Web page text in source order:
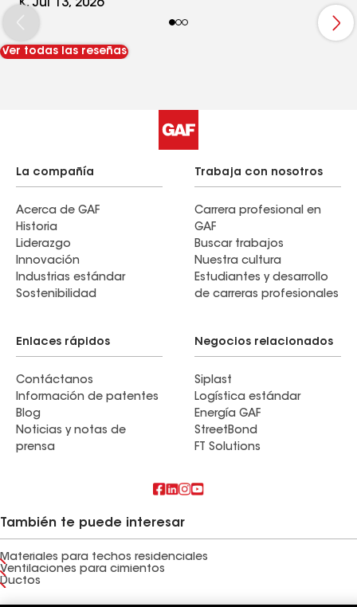
we sold our home on time. Great communication,
excellent serivce (buyer wanted a different color
at the 11th hour... Atlantic took it in stride and it
K, Jul 13, 2026
Ver todas las reseñas
La compañía
Acerca de GAF
Historia
Liderazgo
Innovación
Industrias estándar
Sostenibilidad
Trabaja con nosotros
Carrera profesional en
GAF
Buscar trabajos
Nuestra cultura
Estudiantes y desarrollo
de carreras profesionales
Enlaces rápidos
Contáctanos
Información de patentes
Blog
Noticias y notas de
prensa
Negocios relacionados
Siplast
Logística estándar
Energía GAF
StreetBond
FT Solutions
También te puede interesar
Materiales para techos residenciales
Ventilaciones para cimientos
Ductos